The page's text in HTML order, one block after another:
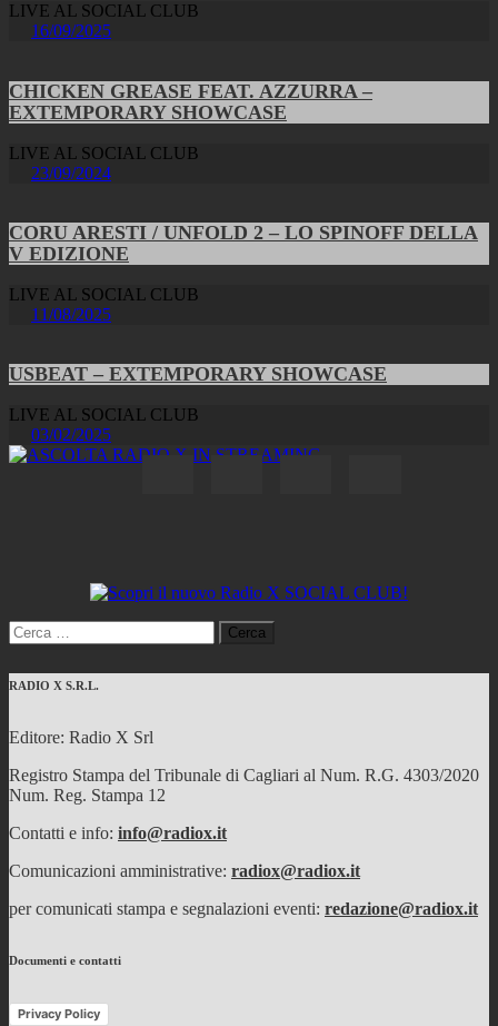
LIVE AL SOCIAL CLUB
16/09/2025
CHICKEN GREASE FEAT. AZZURRA –
EXTEMPORARY SHOWCASE
LIVE AL SOCIAL CLUB
23/09/2024
CORU ARESTI / UNFOLD 2 – LO SPINOFF DELLA
V EDIZIONE
LIVE AL SOCIAL CLUB
11/08/2025
USBEAT – EXTEMPORARY SHOWCASE
LIVE AL SOCIAL CLUB
03/02/2025
Ricerca
per:
RADIO X S.R.L.
Editore: Radio X Srl
Registro Stampa del Tribunale di Cagliari al Num. R.G. 4303/2020
Num. Reg. Stampa 12
Contatti e info: info@radiox.it
Comunicazioni amministrative: radiox@radiox.it
per comunicati stampa e segnalazioni eventi: redazione@radiox.it
Documenti e contatti
Privacy Policy